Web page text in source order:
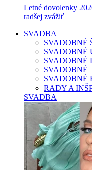
Letné dovolenky
radšej zvážiť
SVADBA
SVADOBNÉ
SVADOBNÉ
SVADOBNÉ
SVADOBNÉ
SVADOBNÉ
RADY A
SVADBA